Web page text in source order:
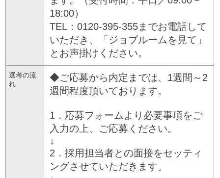
18:00）
TEL：0120-395-355までお電話して
いただき、「ジョブルームを見て」
とお声掛けください。
選考の流
れ
◆ご応募から内定までは、1週間～2
週間程度頂いております。
1．応募フォームより必要事項をご
入力の上、ご応募ください。
↓
2．採用担当者との面接をセッティ
ングさせていただきます。